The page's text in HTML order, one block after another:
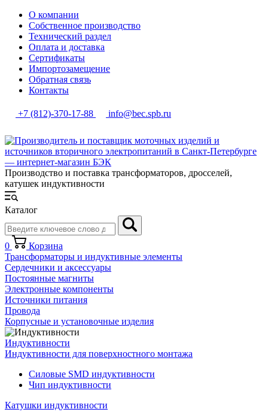
О компании
Собственное производство
Технический раздел
Оплата и доставка
Сертификаты
Импортозамещение
Обратная связь
Контакты
+7 (812)-370-17-88 info@bec.spb.ru
Производство и поставка трансформаторов, дросселей,
катушек индуктивности
Каталог
0
Корзина
Трансформаторы и индуктивные элементы
Сердечники и аксессуары
Постоянные магниты
Электронные компоненты
Источники питания
Провода
Корпусные и установочные изделия
Индуктивности
Индуктивности для поверхностного монтажа
Силовые SMD индуктивности
Чип индуктивности
Катушки индуктивности